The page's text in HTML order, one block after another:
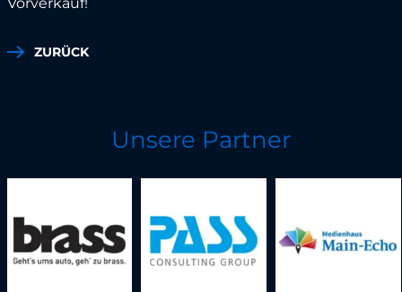
Vorverkauf!
ZURÜCK
Unsere Partner